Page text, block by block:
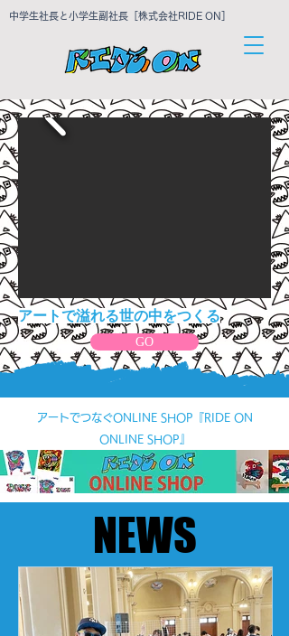
中学生社長と小学生副社長［株式会社RIDE ON］
アートで溢れる世の中をつくる
GO
アートでつなぐONLINE SHOP『RIDE ON
ONLINE SHOP』
NEWS
NEWS